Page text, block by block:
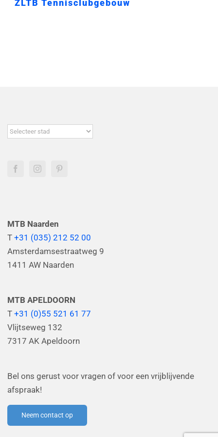
ZLTB Tennisclubgebouw
MTB Naarden
T +31 (035) 212 52 00
Amsterdamsestraatweg 9
1411 AW Naarden
MTB APELDOORN
T +31 (0)55 521 61 77
Vlijtseweg 132
7317 AK Apeldoorn
Bel ons gerust voor vragen of voor een vrijblijvende
afspraak!
Neem contact op